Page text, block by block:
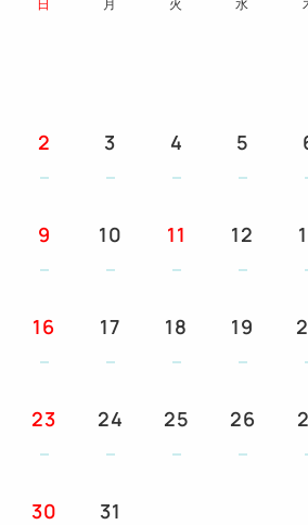
ビュッフェスタイルで提供してお
さいませ。
またご利用はご宿泊の方に限りま
◆キャッシュバック率Ｎｏ．１『
可！
は宿泊者様本人のカードに限りま
※入会希望の方もお気軽にお申し
◆提携駐車場１泊毎／５００円（
12：00～翌日昼12：00まで）
日 月 火 水
2 3 4 5
9 10 11 12
16 17 18 19
23 24 25 26
30 31